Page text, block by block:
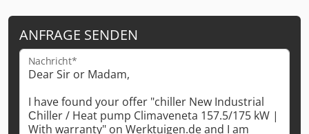
ANFRAGE SENDEN
Nachricht*